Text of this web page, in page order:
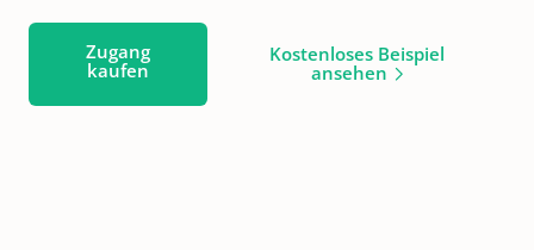
Zugang
kaufen
Kostenloses Beispiel
ansehen